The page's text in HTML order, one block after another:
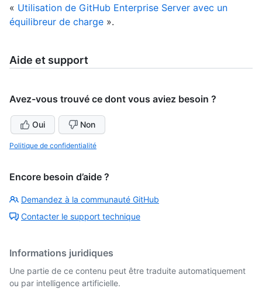
« Utilisation de GitHub Enterprise Server avec un
équilibreur de charge ».
Aide et support
Avez-vous trouvé ce dont vous aviez besoin ?
Oui Non
Politique de confidentialité
Encore besoin d’aide ?
Demandez à la communauté GitHub
Contacter le support technique
Informations juridiques
Une partie de ce contenu peut être traduite automatiquement
ou par intelligence artificielle.